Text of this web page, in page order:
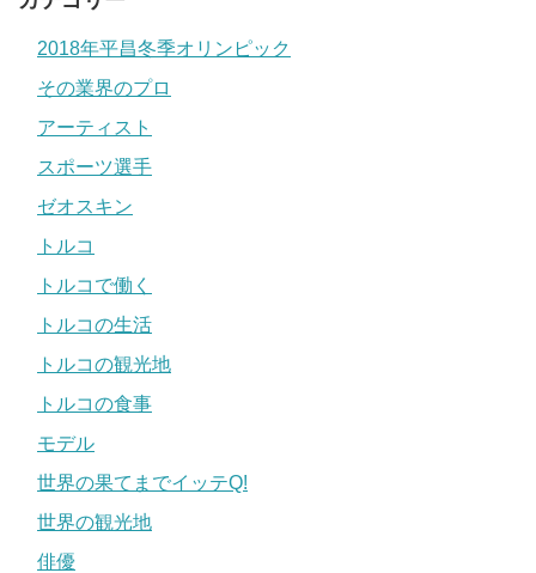
2018年平昌冬季オリンピック
その業界のプロ
アーティスト
スポーツ選手
ゼオスキン
トルコ
トルコで働く
トルコの生活
トルコの観光地
トルコの食事
モデル
世界の果てまでイッテQ!
世界の観光地
俳優